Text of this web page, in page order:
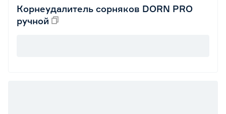
Корнеудалитель сорняков DORN PRO
ручной